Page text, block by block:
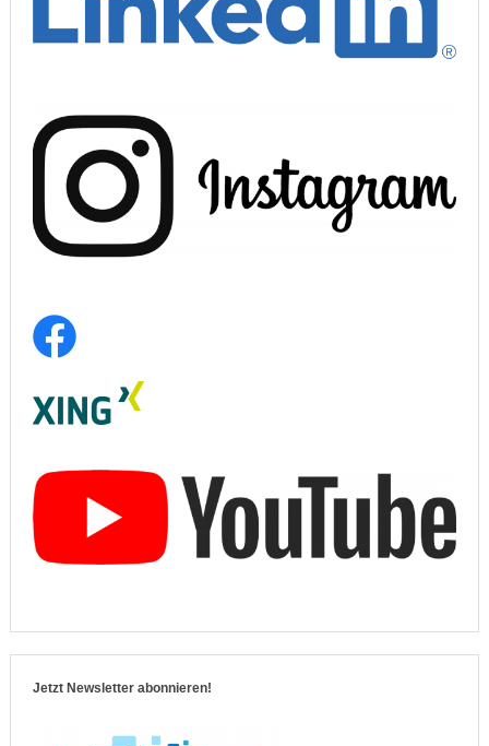
Jetzt Newsletter abonnieren!